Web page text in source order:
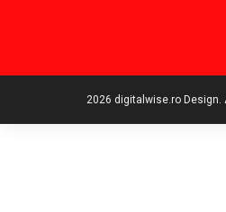
2026 digitalwise.ro Design.